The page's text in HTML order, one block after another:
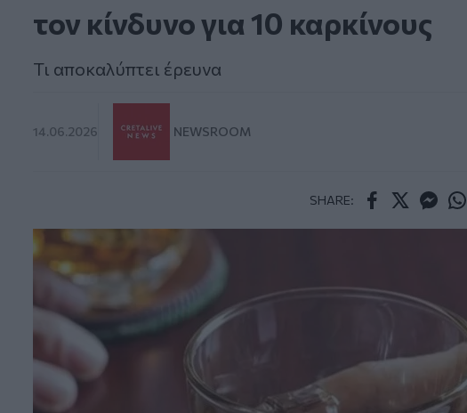
τον κίνδυνο για 10 καρκίνους
Τι αποκαλύπτει έρευνα
14.06.2026 NEWSROOM
SHARE: